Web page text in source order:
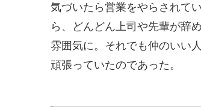
気づいたら営業をやらされて
ら、どんどん上司や先輩が辞
雰囲気に。それでも仲のいい
頑張っていたのであった。